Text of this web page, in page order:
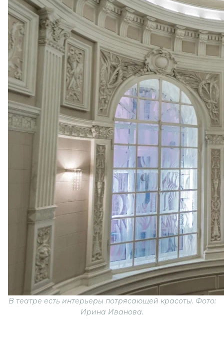
В театре есть интерьеры потрясающей красоты. Фото:
Ирина Иванова.